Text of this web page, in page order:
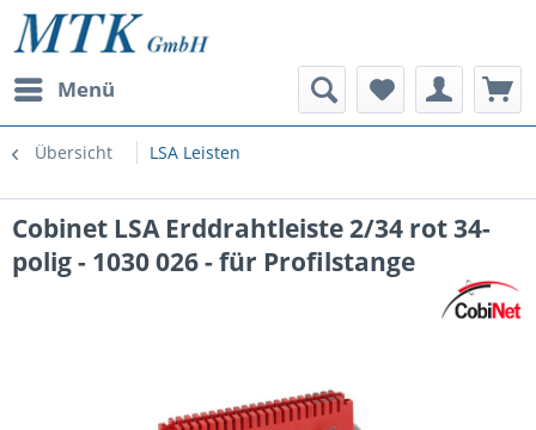
Menü
Übersicht LSA Leisten
Cobinet LSA Erddrahtleiste 2/34 rot 34-
polig - 1030 026 - für Profilstange